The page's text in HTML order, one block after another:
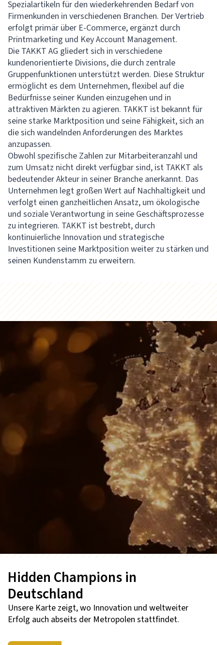
Spezialartikeln für den wiederkehrenden Bedarf von
Firmenkunden in verschiedenen Branchen. Der Vertrieb
erfolgt primär über E-Commerce, ergänzt durch
Printmarketing und Key Account Management.
Die TAKKT AG gliedert sich in verschiedene
kundenorientierte Divisions, die durch zentrale
Gruppenfunktionen unterstützt werden. Diese Struktur
ermöglicht es dem Unternehmen, flexibel auf die
Bedürfnisse seiner Kunden einzugehen und in
attraktiven Märkten zu agieren. TAKKT ist bekannt für
seine starke Marktposition und seine Fähigkeit, sich an
die sich wandelnden Anforderungen des Marktes
anzupassen.
Obwohl spezifische Zahlen zur Mitarbeiteranzahl und
zum Umsatz nicht direkt verfügbar sind, ist TAKKT als
bedeutender Akteur in seiner Branche anerkannt. Das
Unternehmen legt großen Wert auf Nachhaltigkeit und
verfolgt einen ganzheitlichen Ansatz, um ökologische
und soziale Verantwortung in seine Geschäftsprozesse
zu integrieren. TAKKT ist bestrebt, durch
kontinuierliche Innovation und strategische
Investitionen seine Marktposition weiter zu stärken und
seinen Kundenstamm zu erweitern.
Hidden Champions in
Deutschland
Unsere Karte zeigt, wo Innovation und weltweiter
Erfolg auch abseits der Metropolen stattfindet.